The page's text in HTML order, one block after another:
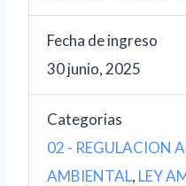
Fecha de ingreso
30 junio, 2025
Categorias
02 - REGULACION
AMBIENTAL, LEY